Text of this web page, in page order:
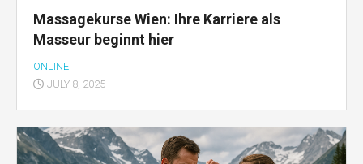
Massagekurse Wien: Ihre Karriere als
Masseur beginnt hier
ONLINE
JULY 8, 2025